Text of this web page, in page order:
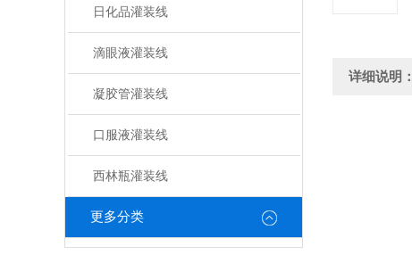
日化品灌装线
滴眼液灌装线
凝胶管灌装线
口服液灌装线
西林瓶灌装线
更多分类
详细说明：